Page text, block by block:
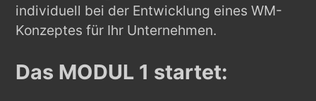
individuell bei der Entwicklung eines WM-
Konzeptes für Ihr Unternehmen.
Das MODUL 1 startet: